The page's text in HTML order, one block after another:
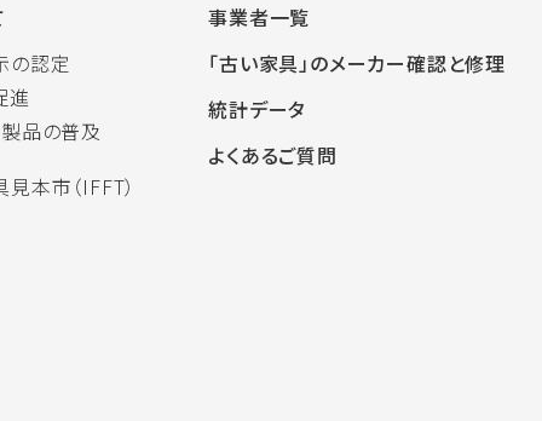
の認定
進
品の普及
本市（IFFT）
事業者一覧
「古い家具」のメーカー確認と修理
統計データ
よくあるご質問